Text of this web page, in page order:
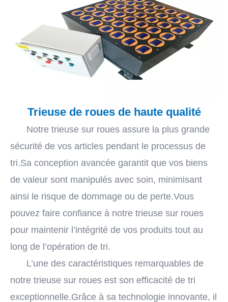
Trieuse de roues de haute qualité
Notre trieuse sur roues assure la plus grande
sécurité de vos articles pendant le processus de
tri.Sa conception avancée garantit que vos biens
de valeur sont manipulés avec soin, minimisant
ainsi le risque de dommage ou de perte.Vous
pouvez faire confiance à notre trieuse sur roues
pour maintenir l’intégrité de vos produits tout au
long de l’opération de tri.
L’une des caractéristiques remarquables de
notre trieuse sur roues est son efficacité de tri
exceptionnelle.Grâce à sa technologie innovante, il